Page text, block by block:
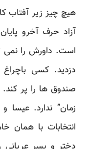
هیچ چیز زیر آفتاب
آزاد حرف آخرو
است. داورش را نمی
دزدید. کسی
صندوق ها را پر کند.
زمان” ندارد. عیسا
انتخابات با همان